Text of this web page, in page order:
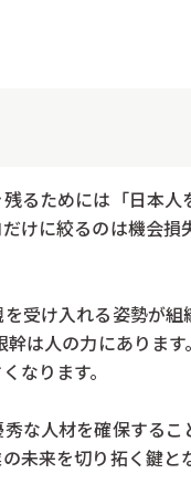
るためには「日本人
けに絞るのは機会損
受け入れる姿勢が組
は人の力にありま
なります。
な人材を確保する
未来を切り拓く鍵と